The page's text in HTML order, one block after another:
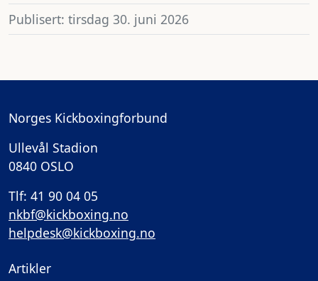
Publisert: tirsdag 30. juni 2026
Norges Kickboxingforbund
Ullevål Stadion
0840 OSLO
Tlf: 41 90 04 05
nkbf@kickboxing.no
helpdesk@kickboxing.no
Artikler